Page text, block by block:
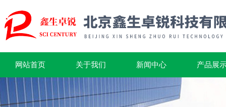
网站首页 关于我们 新闻中心 产品展